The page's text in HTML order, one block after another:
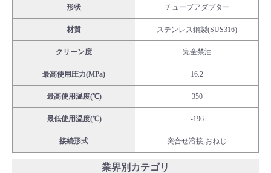
ログイン
会社情報
Corporate Blog
採用情報
形状 チューブアダプター
材質 ステンレス鋼製(SUS316)
クリーン度 完全禁油
最高使用圧力(MPa) 16.2
最高使用温度(℃) 350
最低使用温度(℃) -196
接続形式 突合せ溶接,おねじ
業界別カテゴリ